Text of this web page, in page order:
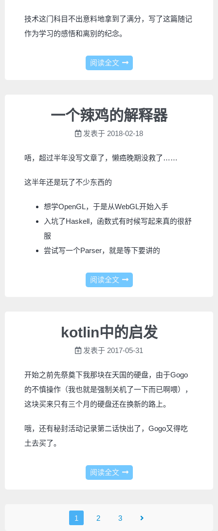
技术这门科目不出意料地拿到了满分，写了这篇随记
作为学习的感悟和离别的纪念。
阅读全文
一个辣鸡的解释器
发表于 2018-02-18
唔，超过半年没写文章了，懒癌晚期没救了……
这半年还是玩了不少东西的
想学OpenGL，于是从WebGL开始入手
入坑了Haskell，函数式有时候写起来真的很舒
服
尝试写一个Parser，就是等下要讲的
阅读全文
kotlin中的启发
发表于 2017-05-31
开始之前先祭奠下我那块在天国的硬盘，由于Gogo
的不慎操作（我也就是强制关机了一下而已啊喂），
这块买来只有三个月的硬盘还在换新的路上。
哦，还有秘封活动记录第二话快出了，Gogo又得吃
土去买了。
阅读全文
1 2 3